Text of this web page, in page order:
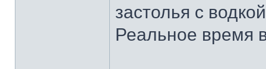
застолья с
Реальное время